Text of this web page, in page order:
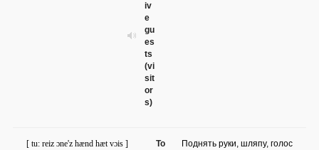
iv
e
gu
es
ts
(vi
sit
or
s)
To
[ tu: reiz ɔne'z hænd hæt vɔis ] Поднять руки, шляпу, голос